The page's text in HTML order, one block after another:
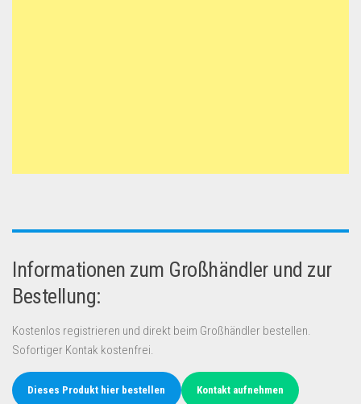
Informationen zum Großhändler und zur
Bestellung:
Kostenlos registrieren und direkt beim Großhändler bestellen.
Sofortiger Kontak kostenfrei.
Dieses Produkt hier bestellen Kontakt aufnehmen